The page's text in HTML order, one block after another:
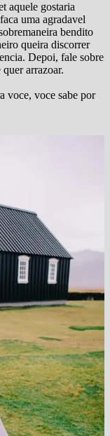
aquele gostaria
uma agradavel
bendito
queira discorrer
Depoi, fale sobre
arrazoar.
voce, voce sabe por